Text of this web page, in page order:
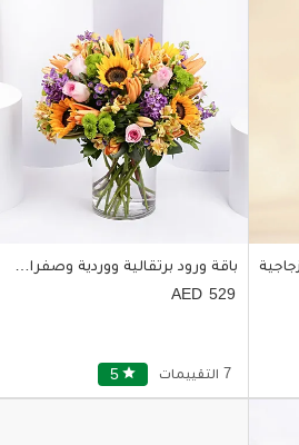
باقة ورود برتقالية ووردية وصفراء وبنفسجية في مزهرية زجاجية
529
5 star 7 التقييمات